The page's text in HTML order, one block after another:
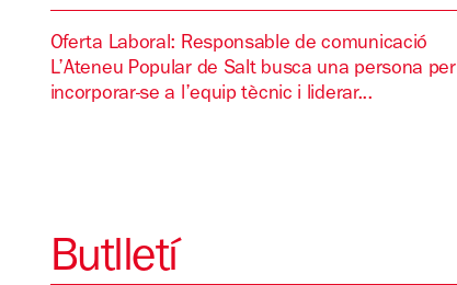
Oferta Laboral: Responsable de comunicació
L’Ateneu Popular de Salt busca una persona per
incorporar-se a l’equip tècnic i liderar...
Butlletí